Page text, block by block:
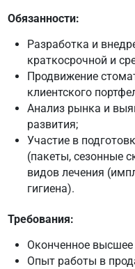
Обязанности:
Разработка и
краткосрочной и
Продвижение
клиентского
Анализ рынка и
развития;
Участие в
(пакеты, сезонные
видов лечения
гигиена).
Требования:
Оконченное высшее
Опыт работы в